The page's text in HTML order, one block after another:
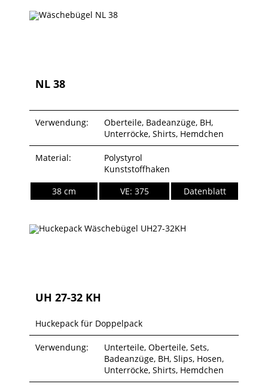
NL 38
Verwendung:
Oberteile, Badeanzüge, BH,
Unterröcke, Shirts, Hemdchen
Material:
Polystyrol
Kunststoffhaken
38 cm
VE: 375 Datenblatt
UH 27-32 KH
Huckepack für Doppelpack
Verwendung:
Unterteile, Oberteile, Sets,
Badeanzüge, BH, Slips, Hosen,
Unterröcke, Shirts, Hemdchen